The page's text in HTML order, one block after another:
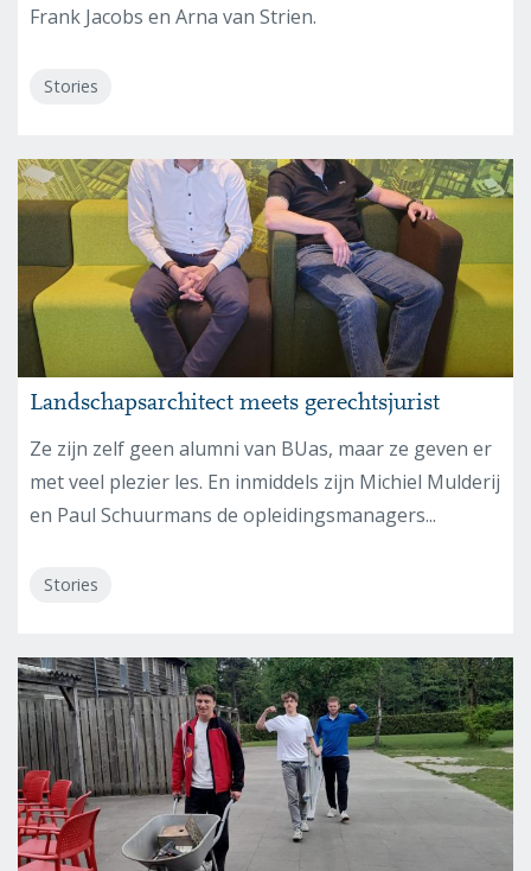
Frank Jacobs en Arna van Strien.
Stories
Landschapsarchitect meets gerechtsjurist
Ze zijn zelf geen alumni van BUas, maar ze geven er
met veel plezier les. En inmiddels zijn Michiel Mulderij
en Paul Schuurmans de opleidingsmanagers...
Stories